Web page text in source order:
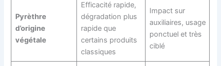
Pyrèthre
d’origine
végétale
Efficacité rapide,
dégradation plus
rapide que
certains produits
classiques
Impact sur
auxiliaires, usage
ponctuel et très
ciblé